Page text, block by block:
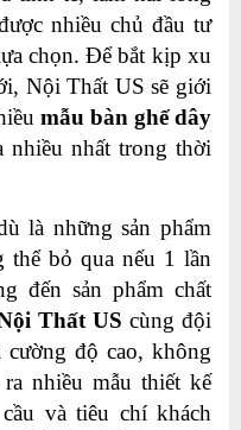
nhiều chủ đầu tư
chọn. Để bắt kịp xu
Nội Thất US sẽ giới
mẫu bàn ghế dây
nhiều nhất trong thời
là những sản phẩm
thể bỏ qua nếu 1 lần
đến sản phẩm chất
Thất US cùng đội
độ cao, không
nhiều mẫu thiết kế
và tiêu chí khách